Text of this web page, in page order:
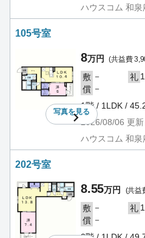
ハウスコム 和泉
105号室
写真を見る
8万円 (共益費
敷 － 礼
償 －
1階 / 1LDK /
2026/08/06 更新
ハウスコム 和泉
202号室
8.55万円 (共益
敷 － 礼
償 －